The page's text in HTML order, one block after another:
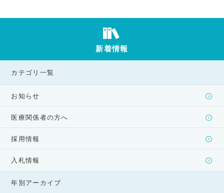
新着情報
カテゴリ一覧
お知らせ
医療関係者の方へ
採用情報
入札情報
年別アーカイブ